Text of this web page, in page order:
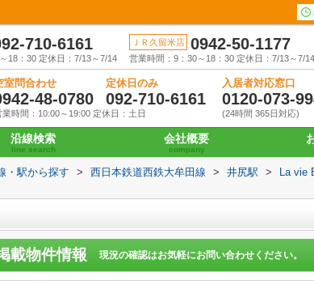
710-6161
18：30 定休日：7/13～7/14
ＪＲ久留米店 0942-50-1177
営業時間：9：30～18：30 定休日：7/13～7/14
室問合わせ
48-0780
定休日のみ
092-710-6161
業時間：10:00～19:00 定休日：土日
入居者対応窓口
0120-073-
(24時間 365日対応)
沿線検索
line search
会社概要
company
・駅から探す > 西日本鉄道西鉄大牟田線 > 井尻駅 > La vie
載物件情報 現況の確認はお気軽にお問い合わせください。